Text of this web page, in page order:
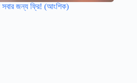
সবার জন্য ফ্রি! (আংশিক)